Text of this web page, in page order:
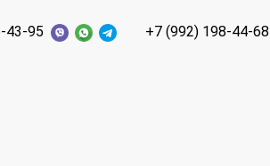
43-95 +7 (992) 198-44-68